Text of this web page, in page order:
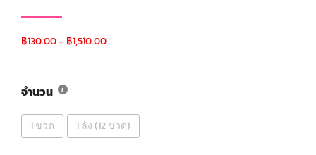
฿130.00–฿1,510.00
จำนวน
1 ขวด 1 ลัง (12 ขวด)